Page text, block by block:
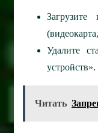
Удалите
устройств».
Читать